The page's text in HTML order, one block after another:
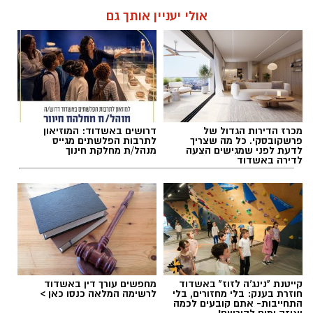
מערכת האתר / 09:35 07.08.26
תגים:בוי ג'ורג'
אולי יעניין אותך גם
מכרז הדירות הגדול של
פרשקובסקי. כל מה שצריך
לדעת לפני שמגישים הצעה
לדירה באשדוד
דרושים באשדוד: המוזיאון
לתרבות הפלשתים מגייס
מנהל/ת מחלקת חינוך
קייטנת "נינג'ה לזוז" באשדוד
חוזרת בענק: בלי מחזורים, בלי
התחייבות- אתם קובעים לכמה
מחפשים עורך דין באשדוד
לרשימה המלאה כנסו כאן >